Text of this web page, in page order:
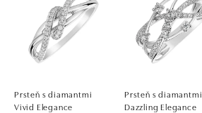
Prsteň s diamantmi
Vivid Elegance
Prsteň s diamantmi
Dazzling Elegance